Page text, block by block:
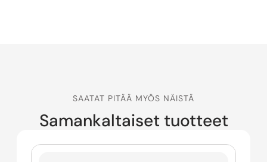
SAATAT PITÄÄ MYÖS NÄISTÄ
Samankaltaiset tuotteet